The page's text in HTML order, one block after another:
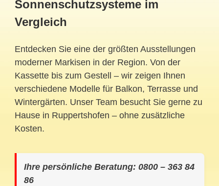
Sonnenschutzsysteme im
Vergleich
Entdecken Sie eine der größten Ausstellungen
moderner Markisen in der Region. Von der
Kassette bis zum Gestell – wir zeigen Ihnen
verschiedene Modelle für Balkon, Terrasse und
Wintergärten. Unser Team besucht Sie gerne zu
Hause in Ruppertshofen – ohne zusätzliche
Kosten.
Ihre persönliche Beratung: 0800 – 363 84
86